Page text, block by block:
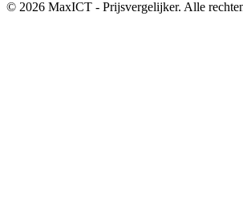
© 2026 MaxICT - Prijsvergelijker. Alle